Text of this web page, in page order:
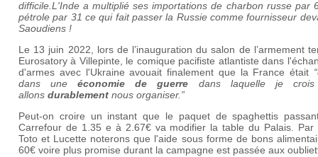
difficile.L'Inde a multiplié ses importations de charbon russe par
pétrole par 31 ce qui fait passer la Russie comme fournisseur
Saoudiens !
Le 13 juin 2022, lors de l’inauguration du salon de l’armement
Eurosatory à Villepinte, le comique pacifiste atlantiste dans
d'armes avec l'Ukraine avouait finalement que la France était
dans uneéconomie de guerre dans laquelle je
allons durablement nous organiser.”
Peut-on croire un instant que le paquet de spaghettis
Carrefour de 1.35 e à 2.67€ va modifier la table du Palais. Par
Toto et Lucette noterons que l'aide sous forme de bons
60€ voire plus promise durant la campagne est passée aux